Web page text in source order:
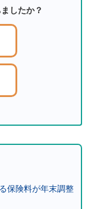
したか？
保険料が年末調整